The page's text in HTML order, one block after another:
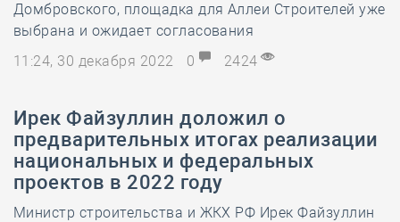
Домбровского, площадка для Аллеи Строителей уже
выбрана и ожидает согласования
11:24, 30 декабря 2022
0 2424
Ирек Файзуллин доложил о
предварительных итогах реализации
национальных и федеральных
проектов в 2022 году
Министр строительства и ЖКХ РФ Ирек Файзуллин